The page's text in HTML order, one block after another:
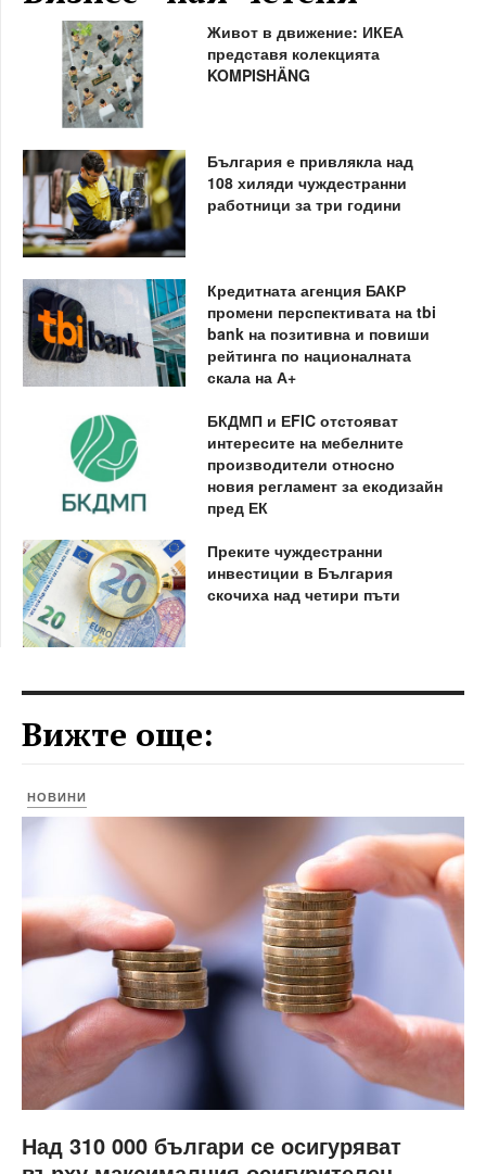
Живот в движение: ИКЕА
представя колекцията
KOMPISHÄNG
България е привлякла над
108 хиляди чуждестранни
работници за три години
Кредитната агенция БАКР
промени перспективата на tbi
bank на позитивна и повиши
рейтинга по националната
скала на А+
БКДМП и ЕFIC отстояват
интересите на мебелните
производители относно
новия регламент за екодизайн
пред ЕК
Преките чуждестранни
инвестиции в България
скочиха над четири пъти
Вижте още:
НОВИНИ
Над 310 000 българи се осигуряват